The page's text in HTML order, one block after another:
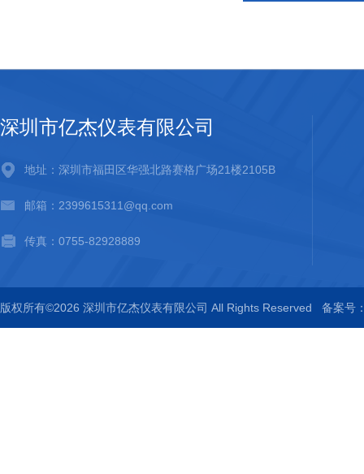
深圳市亿杰仪表有限公司
地址：深圳市福田区华强北路赛格广场21楼2105B
邮箱：2399615311@qq.com
传真：0755-82928889
版权所有©2026 深圳市亿杰仪表有限公司 All Rights Reserved 备案号